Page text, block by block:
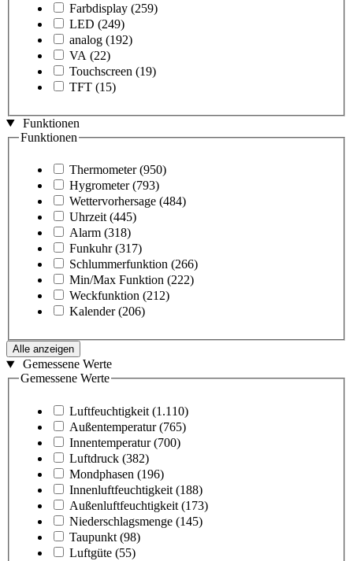
Farbdisplay (259)
LED (249)
analog (192)
VA (22)
Touchscreen (19)
TFT (15)
Funktionen
Funktionen
Thermometer (950)
Hygrometer (793)
Wettervorhersage (484)
Uhrzeit (445)
Alarm (318)
Funkuhr (317)
Schlummerfunktion (266)
Min/Max Funktion (222)
Weckfunktion (212)
Kalender (206)
Alle anzeigen
Gemessene Werte
Gemessene Werte
Luftfeuchtigkeit (1.110)
Außentemperatur (765)
Innentemperatur (700)
Luftdruck (382)
Mondphasen (196)
Innenluftfeuchtigkeit (188)
Außenluftfeuchtigkeit (173)
Niederschlagsmenge (145)
Taupunkt (98)
Luftgüte (55)